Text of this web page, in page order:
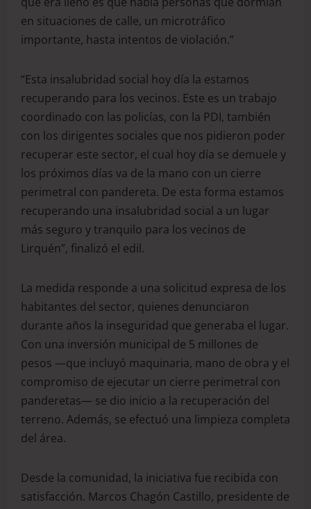
en situaciones de calle, un microtráfico
importante, hasta intentos de violación.”
“Esta insalubridad social hoy día la estamos
recuperando para los vecinos. Este es un trabajo
coordinado con las policías, con la PDI, también
con los dirigentes sociales que nos pidieron poder
recuperar este sector, el cual hoy día se demuele y
los próximos días va de la mano con un cierre
perimetral con pandereta. De esta forma estamos
recuperando una insalubridad social a un lugar
más seguro y tranquilo para los vecinos de
Lirquén”, finalizó el edil.
La medida responde a una solicitud expresa de los
habitantes del sector, quienes denunciaron
durante años la inseguridad que generaba el lugar.
Con una inversión municipal de 5 millones de
pesos —que incluyó maquinaria, mano de obra y el
compromiso de ejecutar un cierre perimetral con
panderetas— se dio inicio a la recuperación del
terreno. Además, se efectuó una limpieza completa
del área.
Desde la comunidad, la iniciativa fue recibida con
satisfacción. Marcos Chagón Castillo, presidente de